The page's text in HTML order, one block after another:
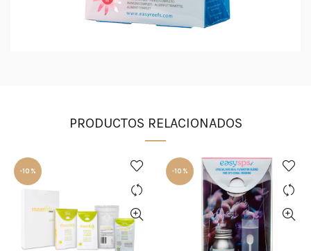
PRODUCTOS RELACIONADOS
-10% -10%